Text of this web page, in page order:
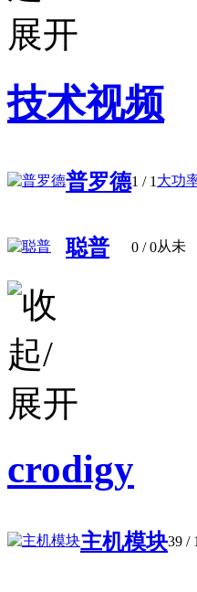
技术视频
普罗德1 / 1 大功
聪普 0 / 0从未
crodigy
主机模块39 /